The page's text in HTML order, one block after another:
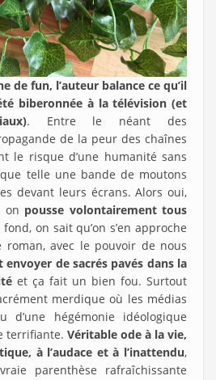
de fun, l’auteur balance ce qu’il
biberonnée à la télévision (et
. Entre le néant des
de la peur des chaînes
le risque d’une humanité sans
telle une bande de moutons
devant leurs écrans. Alors oui,
on pousse volontairement tous
on sait qu’on s’en approche
roman, avec le pouvoir de nous
envoyer de sacrés pavés dans la
et ça fait un bien fou. Surtout
merdique où les médias
d’une hégémonie idéologique
terrifiante. Véritable ode à la vie,
à l’audace et à l’inattendu,
parenthèse rafraîchissante